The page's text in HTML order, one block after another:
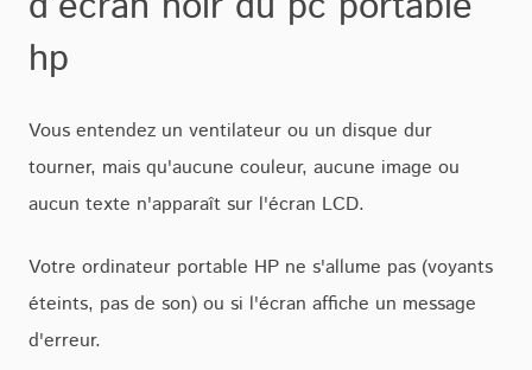
hp
Vous entendez un ventilateur ou un disque dur
tourner, mais qu'aucune couleur, aucune image ou
aucun texte n'apparaît sur l'écran LCD.
Votre ordinateur portable HP ne s'allume pas (voyants
éteints, pas de son) ou si l'écran affiche un message
d'erreur.